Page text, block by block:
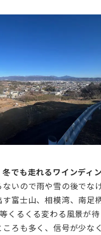
冬でも走れるワインディ
いので雨や雪の後でな
富士山、相模湾、南足
くるくる変わる風景が待
ろも多く、信号が少な